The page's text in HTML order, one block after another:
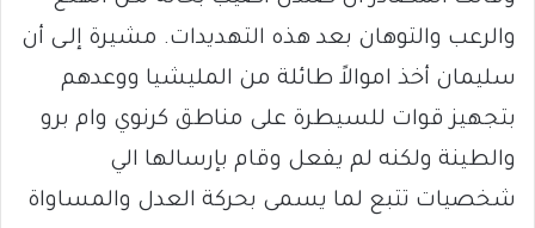
والرعب والتوهان بعد هذه التهديدات. مشيرة إلـى أن
سليمان أخذ اموالاً طائلة من المليشيا ووعدهم
بتجهيز قوات للسيطرة على مناطق كرنوي وام برو
والطينة ولكنه لم يفعل وقام بإرسالها الي
شخصيات تتبع لما يسمى بحركة العدل والمساواة